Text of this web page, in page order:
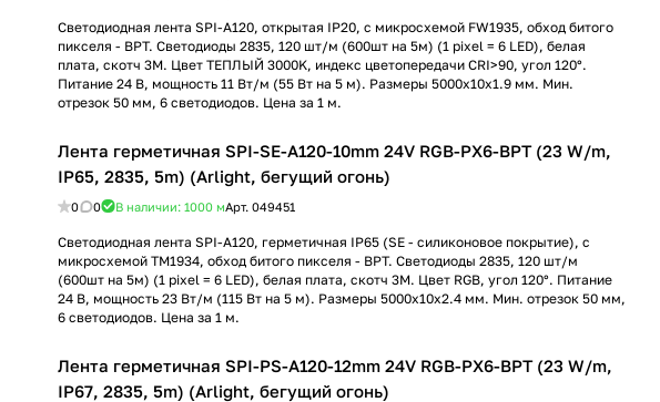
Светодиодная лента SPI-A120, открытая IP20, с микросхемой FW1935, обход битого
пикселя - BPT. Светодиоды 2835, 120 шт/м (600шт на 5м) (1 pixel = 6 LED), белая
плата, скотч 3М. Цвет ТЕПЛЫЙ 3000K, индекс цветопередачи CRI>90, угол 120°.
Питание 24 В, мощность 11 Вт/м (55 Вт на 5 м). Размеры 5000x10x1.9 мм. Мин.
отрезок 50 мм, 6 светодиодов. Цена за 1 м.
Лента герметичная SPI-SE-A120-10mm 24V RGB-PX6-BPT (23 W/m,
IP65, 2835, 5m) (Arlight, бегущий огонь)
0 0 В наличии: 1000 мАрт. 049451
Светодиодная лента SPI-A120, герметичная IP65 (SE - силиконовое покрытие), с
микросхемой TM1934, обход битого пикселя - BPT. Светодиоды 2835, 120 шт/м
(600шт на 5м) (1 pixel = 6 LED), белая плата, скотч 3М. Цвет RGB, угол 120°. Питание
24 В, мощность 23 Вт/м (115 Вт на 5 м). Размеры 5000x10x2.4 мм. Мин. отрезок 50 мм,
6 светодиодов. Цена за 1 м.
Лента герметичная SPI-PS-A120-12mm 24V RGB-PX6-BPT (23 W/m,
IP67, 2835, 5m) (Arlight, бегущий огонь)